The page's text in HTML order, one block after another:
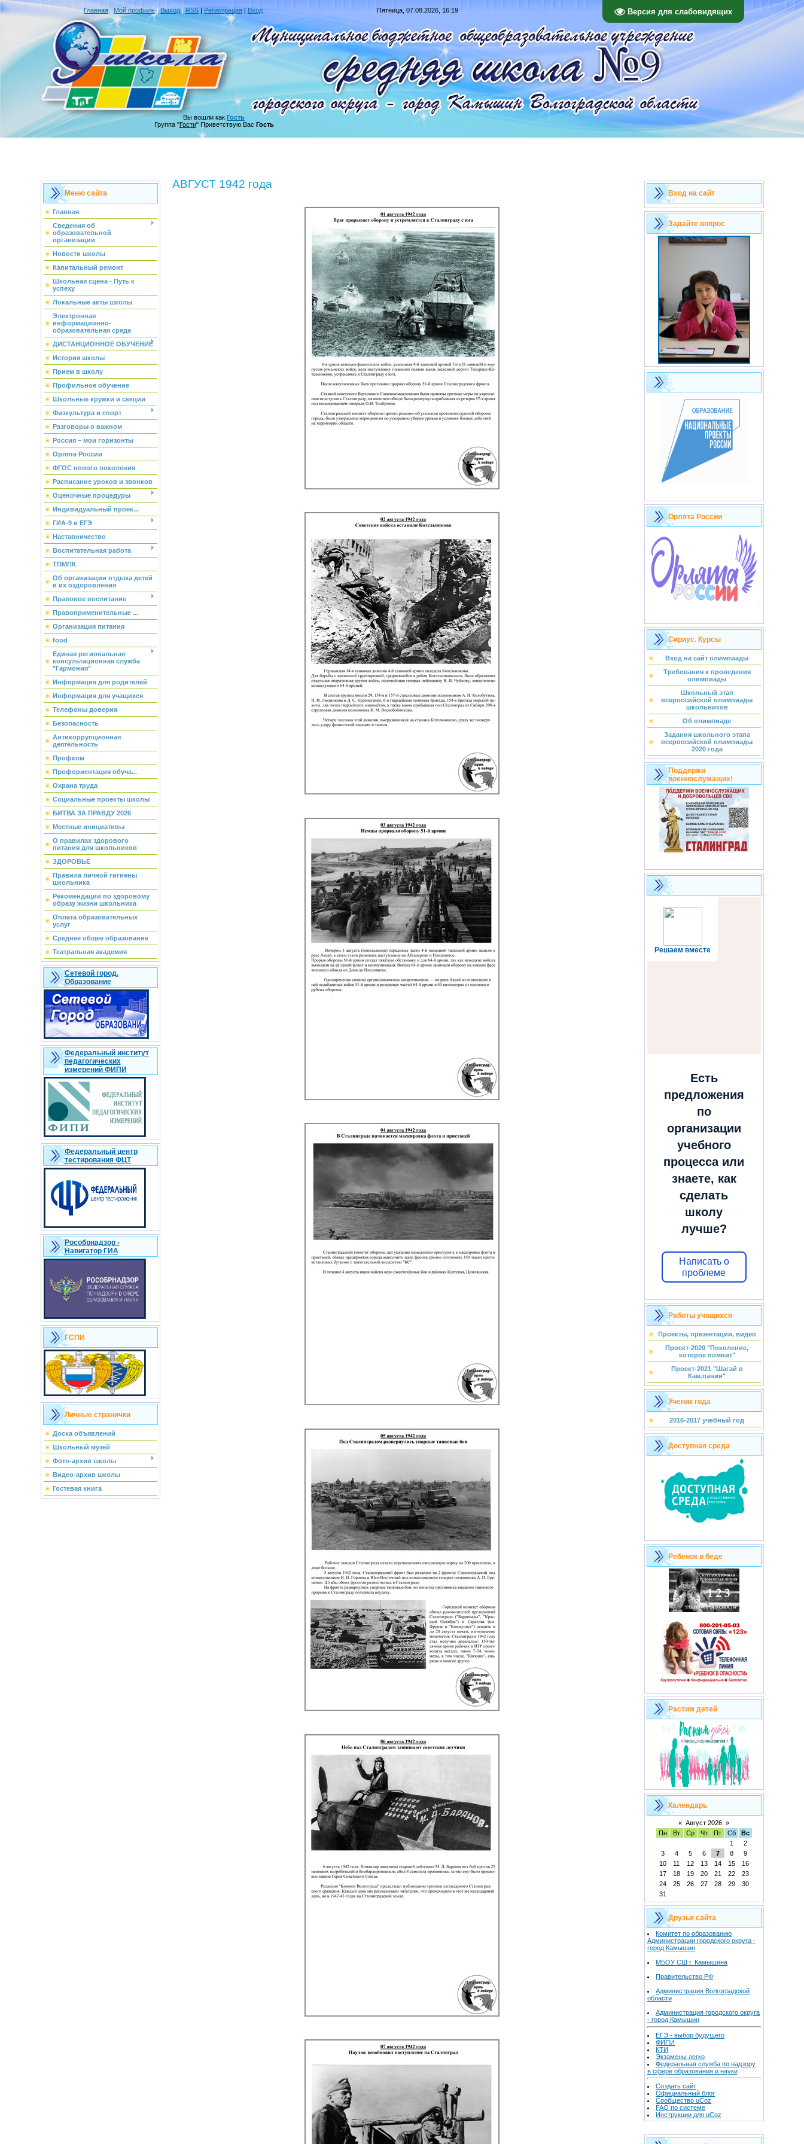
Версия для слабовидящих
Главная | Мой профиль|Выход| RSS| Регистрация | Вход Пятница, 07.08.2026, 16:19
Вы вошли как Гость
Группа "Гости" Приветствую Вас Гость
Меню сайта
Главная
Сведения об
образовательной
организации
Новости школы
Капитальный ремонт
Школьная сцена - Путь к
успеху
Локальные акты школы
Электронная
информационно-
образовательная среда
ДИСТАНЦИОННОЕ ОБУЧЕНИЕ
История школы
Прием в школу
Профильное обучение
Школьные кружки и секции
Физкультура и спорт
Разговоры о важном
Россия – мои горизонты
Орлята России
ФГОС нового поколения
Расписание уроков и звонков
Оценочные процедуры
Индивидуальный проек...
ГИА-9 и ЕГЭ
Наставничество
Воспитательная работа
ТПМПК
Об организации отдыха детей
и их оздоровления
Правовое воспитание
Правоприменительные ...
Организация питания
food
Единая региональная
консультационная служба
"Гармония"
Информация для родителей
Информация для учащихся
Телефоны доверия
Безопасность
Антикоррупционная
деятельность
Профком
Профориентация обуча...
Охрана труда
Социальные проекты школы
БИТВА ЗА ПРАВДУ 2026
Местные инициативы
О правилах здорового
питания для школьников
ЗДОРОВЬЕ
Правила личной гигиены
школьника
Рекомендации по здоровому
образу жизни школьника
Оплата образовательных
услуг
Среднее общее образование
Театральная академия
Сетевой город.
Образование
Федеральный институт
педагогических
измерений ФИПИ
Федеральный центр
тестирования ФЦТ
Рособрнадзор -
Навигатор ГИА
ГСПИ
Личные странички
Доска объявлений
Школьный музей
Фото-архив школы
Видео-архив школы
Гостевая книга
АВГУСТ 1942 года
Вход на сайт
Задайте вопрос
Орлята России
Сириус. Курсы
Вход на сайт олимпиады
Требования к проведения
олимпиады
Школьный этап
всероссийской олимпиады
школьников
Об олимпиаде
Задания школьного этапа
всероссийской олимпиады
2020 года
Поддержи
военнослужащих!
Решаем вместе
Есть
предложения
по
организации
учебного
процесса или
знаете, как
сделать
школу
лучше?
Написать о
проблеме
Работы учащихся
Проекты, презентации, видео
Проект-2020 "Поколение,
которое помнит"
Проект-2021 "Шагай в
Кам.пании"
Ученик года
2016-2017 учебный год
Доступная среда
Ребенок в беде
Растим детей
Календарь
« Август 2026 »
Пн
Вт Ср Чт Пт Сб
Вс
1
2
3
4 5 6 7 8
9
10
11 12 13 14 15
16
17
18 19 20 21 22
23
24
25 26 27 28 29
30
31
Друзья сайта
Комитет по образованию
Администрации городского округа -
город Камышин
МБОУ СШ г. Камышина
Правительство РФ
Администрация Волгоградской
области
Администрация городского округа
- город Камышин
ЕГЭ - выбор будущего
ФИПИ
КТИ
Экзамены легко
Федеральная служба по надзору
в сфере образования и науки
Создать сайт
Официальный блог
Сообщество uCoz
FAQ по системе
Инструкции для uCoz